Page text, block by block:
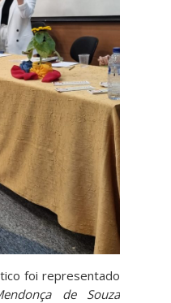
foi representado
de Souza